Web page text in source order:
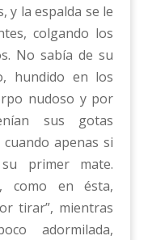
y la espalda se le
colgando los
No sabía de su
hundido en los
nudoso y por
sus gotas
apenas si
primer mate.
como en ésta,
tirar”, mientras
adormilada,